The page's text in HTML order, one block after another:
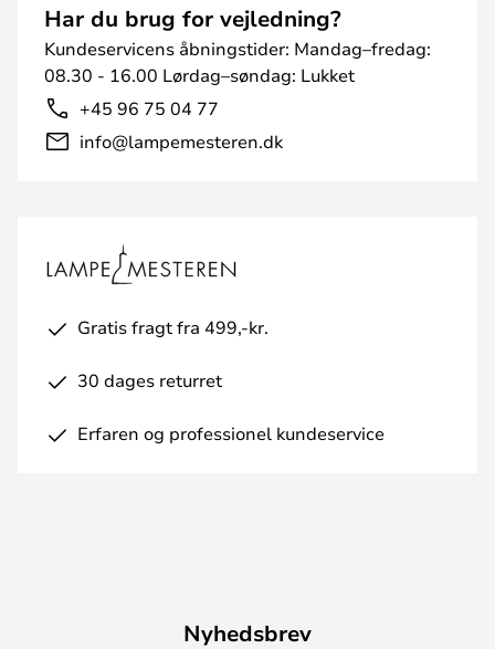
Har du brug for vejledning?
Kundeservicens åbningstider: Mandag–fredag:
08.30 - 16.00 Lørdag–søndag: Lukket
+45 96 75 04 77
info@lampemesteren.dk
Gratis fragt fra 499,-kr.
30 dages returret
Erfaren og professionel kundeservice
Nyhedsbrev